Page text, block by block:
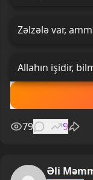
Zəlzələ var,
Allahın işidir,
79 9
Əli